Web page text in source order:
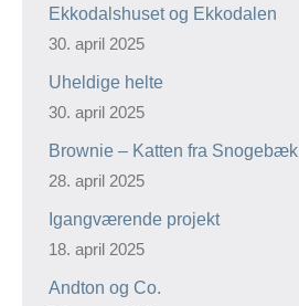
Ekkodalshuset og Ekkodalen
30. april 2025
Uheldige helte
30. april 2025
Brownie – Katten fra Snogebæk
28. april 2025
Igangværende projekt
18. april 2025
Andton og Co.